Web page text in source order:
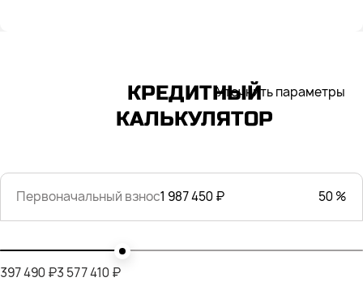
КРЕДИТНЫЙ
КАЛЬКУЛЯТОР
Уточнить параметры
Первоначальный взнос1 987 450 ₽ 50 %
397 490 ₽3 577 410 ₽